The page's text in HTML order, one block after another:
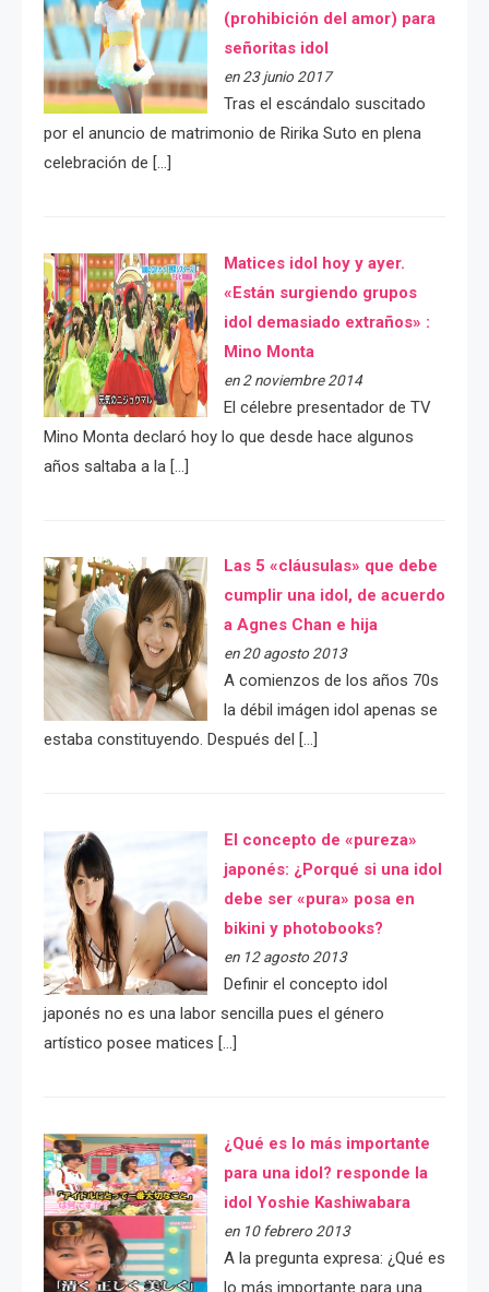
(prohibición del amor) para
señoritas idol
en 23 junio 2017
Tras el escándalo suscitado
por el anuncio de matrimonio de Ririka Suto en plena
celebración de […]
Matices idol hoy y ayer.
«Están surgiendo grupos
idol demasiado extraños» :
Mino Monta
en 2 noviembre 2014
El célebre presentador de TV
Mino Monta declaró hoy lo que desde hace algunos
años saltaba a la […]
Las 5 «cláusulas» que debe
cumplir una idol, de acuerdo
a Agnes Chan e hija
en 20 agosto 2013
A comienzos de los años 70s
la débil imágen idol apenas se
estaba constituyendo. Después del […]
El concepto de «pureza»
japonés: ¿Porqué si una idol
debe ser «pura» posa en
bikini y photobooks?
en 12 agosto 2013
Definir el concepto idol
japonés no es una labor sencilla pues el género
artístico posee matices […]
¿Qué es lo más importante
para una idol? responde la
idol Yoshie Kashiwabara
en 10 febrero 2013
A la pregunta expresa: ¿Qué es
lo más importante para una